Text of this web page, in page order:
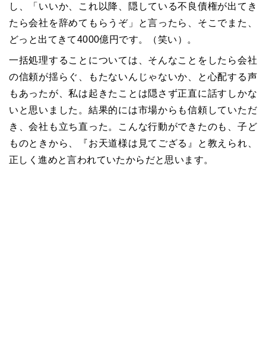
し、「いいか、これ以降、隠している不良債権が出てき
たら会社を辞めてもらうぞ」と言ったら、そこでまた、
どっと出てきて4000億円です。（笑い）。
一括処理することについては、そんなことをしたら会社
の信頼が揺らぐ、もたないんじゃないか、と心配する声
もあったが、私は起きたことは隠さず正直に話すしかな
いと思いました。結果的には市場からも信頼していただ
き、会社も立ち直った。こんな行動ができたのも、子ど
ものときから、『お天道様は見てござる』と教えられ、
正しく進めと言われていたからだと思います。